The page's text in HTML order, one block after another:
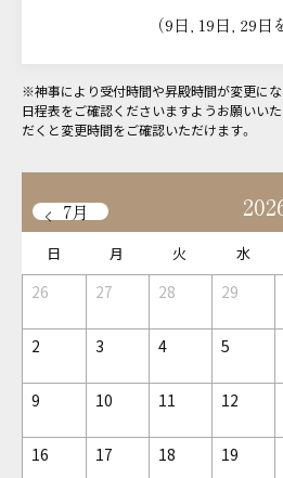
（9日, 19日, 29日
※神事により受付時間や昇殿時間が変更にな
日程表をご確認くださいますようお願いいた
だくと変更時間をご確認いただけます。
7月
日 月 火 水
26 27 28 29
2 3 4 5
9 10 11 12
16 17 18 19